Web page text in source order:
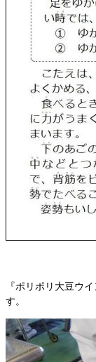
『ポリポリ大豆ウ
す。